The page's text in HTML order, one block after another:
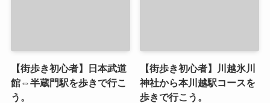
【街歩き初心者】日本武道
館⇔半蔵門駅を歩きで行こ
う。
【街歩き初心者】川越氷川
神社から本川越駅コースを
歩きで行こう。